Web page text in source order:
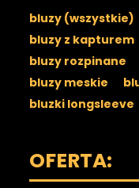
bluzy (wszystkie)
bluzy z kapturem
bluzy rozpinane
bluzy meskie
bluzki longsleeve
OFERTA: